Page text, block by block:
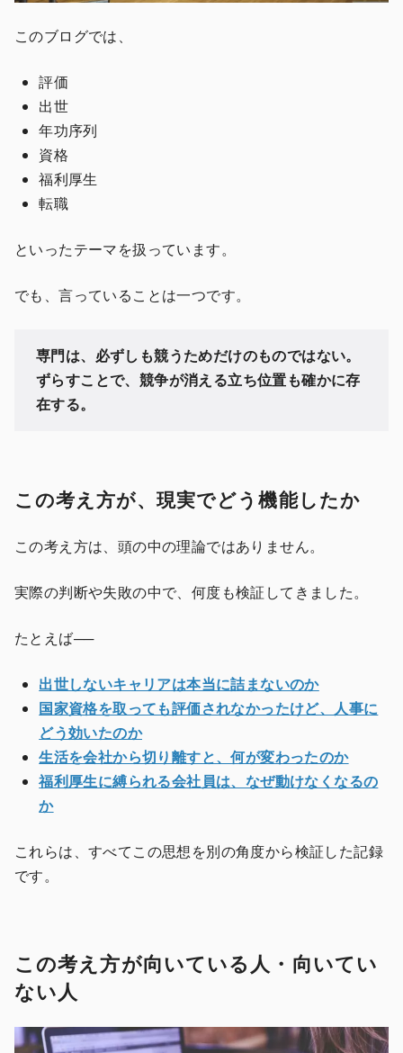
このブログでは、
評価
出世
年功序列
資格
福利厚生
転職
といったテーマを扱っています。
でも、言っていることは一つです。
専門は、必ずしも競うためだけのものではない。
ずらすことで、競争が消える立ち位置も確かに存
在する。
この考え方が、現実でどう機能したか
この考え方は、頭の中の理論ではありません。
実際の判断や失敗の中で、何度も検証してきました。
たとえば──
出世しないキャリアは本当に詰まないのか
国家資格を取っても評価されなかったけど、人事に
どう効いたのか
生活を会社から切り離すと、何が変わったのか
福利厚生に縛られる会社員は、なぜ動けなくなるの
か
これらは、すべてこの思想を別の角度から検証した記録
です。
この考え方が向いている人・向いてい
ない人